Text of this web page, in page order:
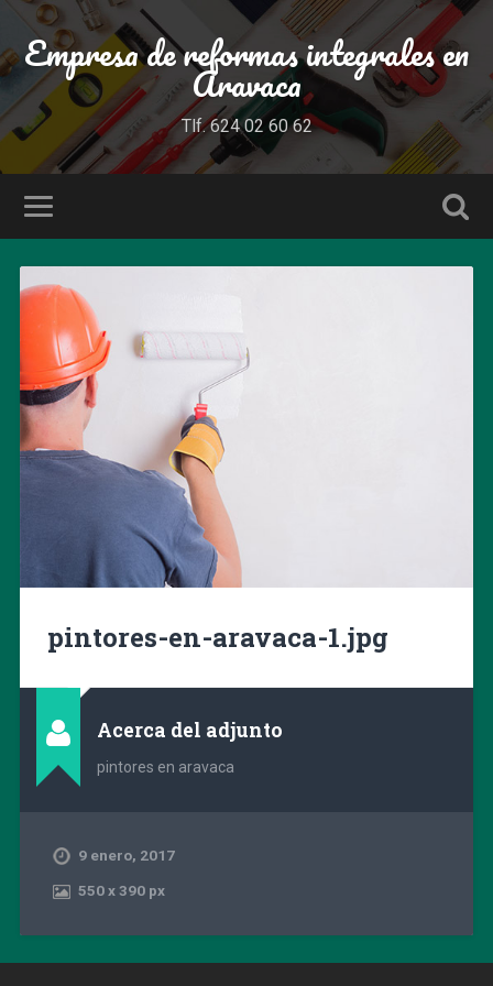
Empresa de reformas integrales en
Aravaca
Tlf. 624 02 60 62
pintores-en-aravaca-1.jpg
Acerca del adjunto
pintores en aravaca
9 enero, 2017
550x390 px